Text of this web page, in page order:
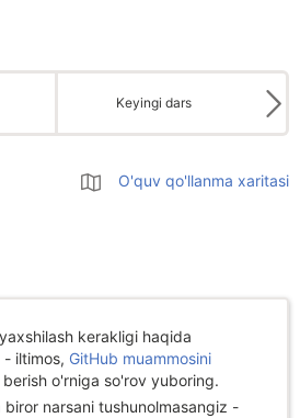
Keyingi dars
O'quv qo'llanma xaritasi
kerakligi haqida
iltimos, GitHub muammosini
o'rniga so'rov yuboring.
narsani tushunolmasangiz -